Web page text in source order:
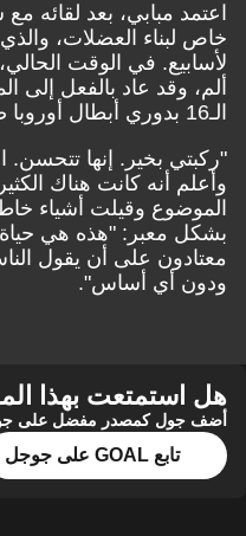
اعتمد مبابي، بعد لقائه
خاص لبناء العضلات،
لأسابيع. في الوقت
ألم، وقد عاد بالفعل إلى
الـ16 بدوري أبطال أوروبا ضد مانشستر سيتي.
"ركبتي بخير. إنها تتحسن.
وأعلم أنه كانت هناك
الموضوع وقيلت أشياء
بشكل معبر: "هذه هي
معتادون على أن يقول
ودون أي أساس".
هل استمتعت بهذا
أضف جول كمصدر مفضل على جوجل
تابع GOAL على جوجل